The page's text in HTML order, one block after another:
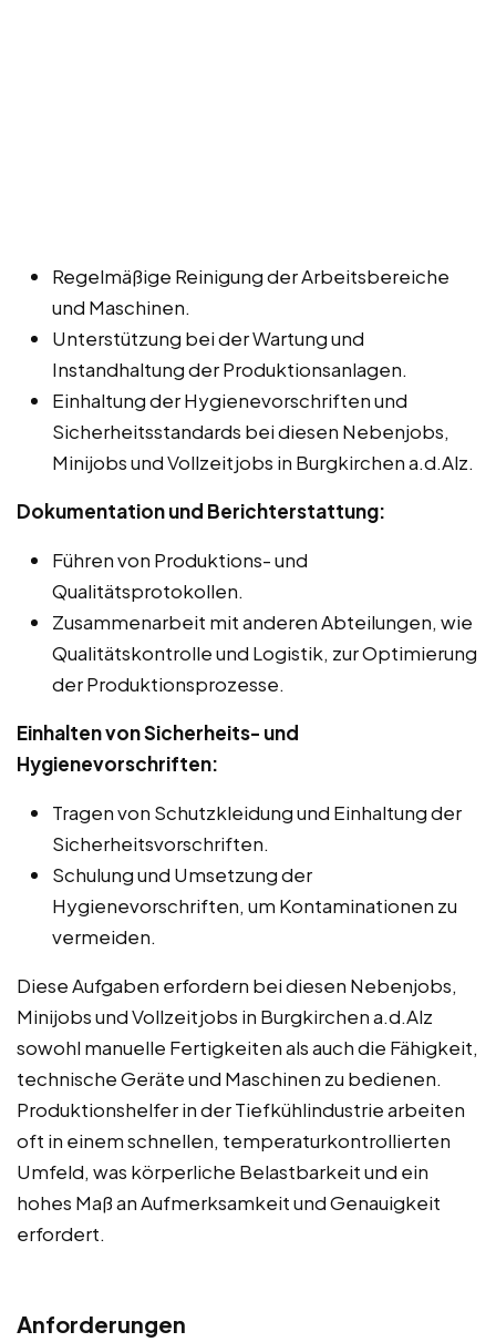
Regelmäßige Reinigung der Arbeitsbereiche
und Maschinen.
Unterstützung bei der Wartung und
Instandhaltung der Produktionsanlagen.
Einhaltung der Hygienevorschriften und
Sicherheitsstandards bei diesen Nebenjobs,
Minijobs und Vollzeitjobs in Burgkirchen a.d.Alz.
Dokumentation und Berichterstattung:
Führen von Produktions- und
Qualitätsprotokollen.
Zusammenarbeit mit anderen Abteilungen, wie
Qualitätskontrolle und Logistik, zur Optimierung
der Produktionsprozesse.
Einhalten von Sicherheits- und
Hygienevorschriften:
Tragen von Schutzkleidung und Einhaltung der
Sicherheitsvorschriften.
Schulung und Umsetzung der
Hygienevorschriften, um Kontaminationen zu
vermeiden.
Diese Aufgaben erfordern bei diesen Nebenjobs,
Minijobs und Vollzeitjobs in Burgkirchen a.d.Alz
sowohl manuelle Fertigkeiten als auch die Fähigkeit,
technische Geräte und Maschinen zu bedienen.
Produktionshelfer in der Tiefkühlindustrie arbeiten
oft in einem schnellen, temperaturkontrollierten
Umfeld, was körperliche Belastbarkeit und ein
hohes Maß an Aufmerksamkeit und Genauigkeit
erfordert.
Anforderungen